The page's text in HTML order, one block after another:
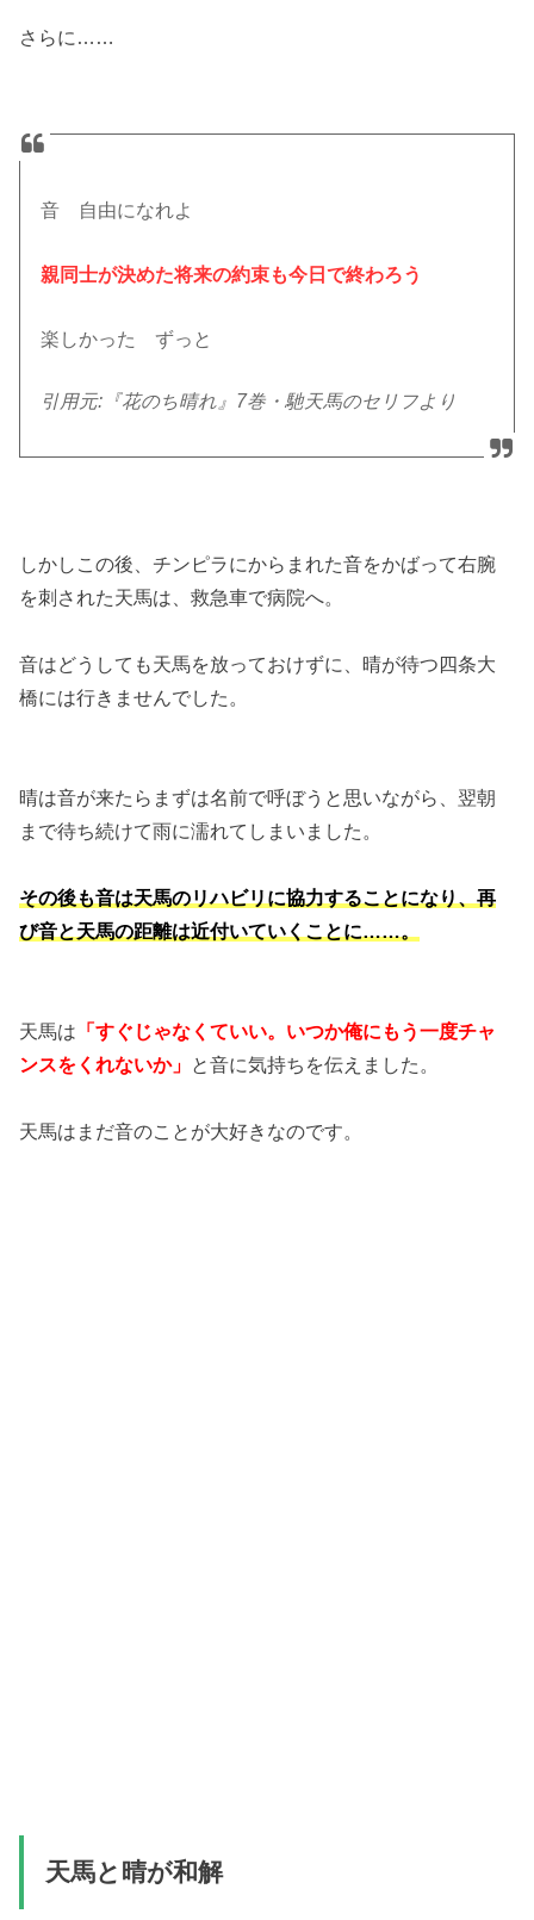
さらに……
音 自由になれよ
親同士が決めた将来の約束も今日で終わろう
楽しかった ずっと
引用元:『花のち晴れ』7巻・馳天馬のセリフより
しかしこの後、チンピラにからまれた音をかばって右腕
を刺された天馬は、救急車で病院へ。
音はどうしても天馬を放っておけずに、晴が待つ四条大
橋には行きませんでした。
晴は音が来たらまずは名前で呼ぼうと思いながら、翌朝
まで待ち続けて雨に濡れてしまいました。
その後も音は天馬のリハビリに協力することになり、再
び音と天馬の距離は近付いていくことに……。
天馬は 「すぐじゃなくていい。いつか俺にもう一度チャ
ンスをくれないか」 と音に気持ちを伝えました。
天馬はまだ音のことが大好きなのです。
天馬と晴が和解